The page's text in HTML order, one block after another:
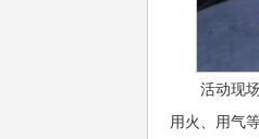
活动现
用火、用气